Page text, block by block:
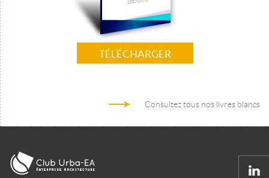
TÉLÉCHARGER
Consultez tous nos livres blancs